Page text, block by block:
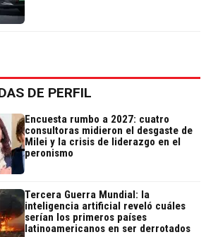
DE PERFIL
Encuesta rumbo a 2027: cuatro
consultoras midieron el desgaste de
Milei y la crisis de liderazgo en el
peronismo
Tercera Guerra Mundial: la
inteligencia artificial reveló cuáles
serían los primeros países
latinoamericanos en ser derrotados